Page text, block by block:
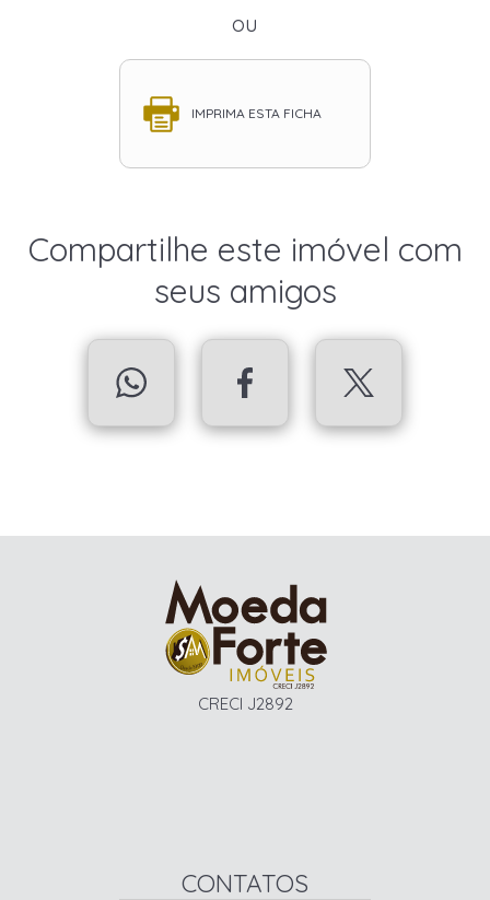
ou
IMPRIMA ESTA FICHA
Compartilhe este imóvel com
seus amigos
CRECI J2892
CONTATOS